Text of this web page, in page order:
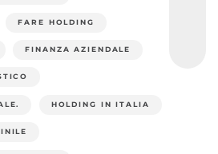
FARE HOLDING
FINANZA AZIENDALE
HOLDING IN ITALIA